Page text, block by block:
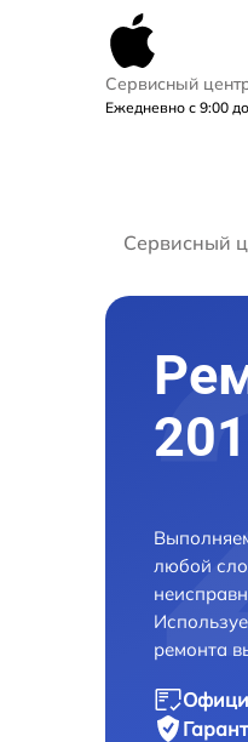
Сервисный
Ежедневно с 9:00
Сервисный
любой
ремонта